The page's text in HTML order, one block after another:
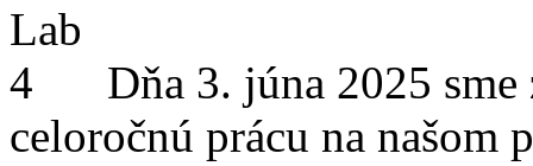
Dňa 3. júna 2025
celoročnú prácu na našom